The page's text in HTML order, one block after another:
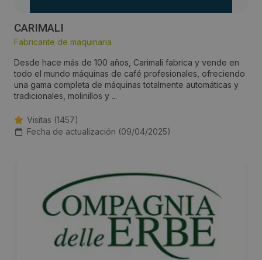
CARIMALI
Fabricante de maquinaria
Desde hace más de 100 años, Carimali fabrica y vende en
todo el mundo máquinas de café profesionales, ofreciendo
una gama completa de máquinas totalmente automáticas y
tradicionales, molinillos y ...
Visitas (1457)
Fecha de actualización (09/04/2025)